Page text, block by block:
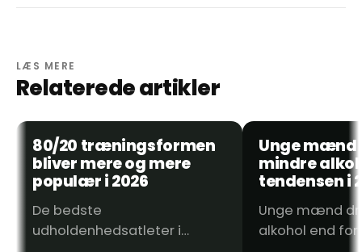
LÆS MERE
Relaterede artikler
BLOG
26. MAJ 2026
80/20 træningsformen
bliver mere og mere
populær i 2026
De bedste
udholdenhedsatleter i
BLOG
Unge mænd
mindre
tendensen i
Unge mænd
alkohol end